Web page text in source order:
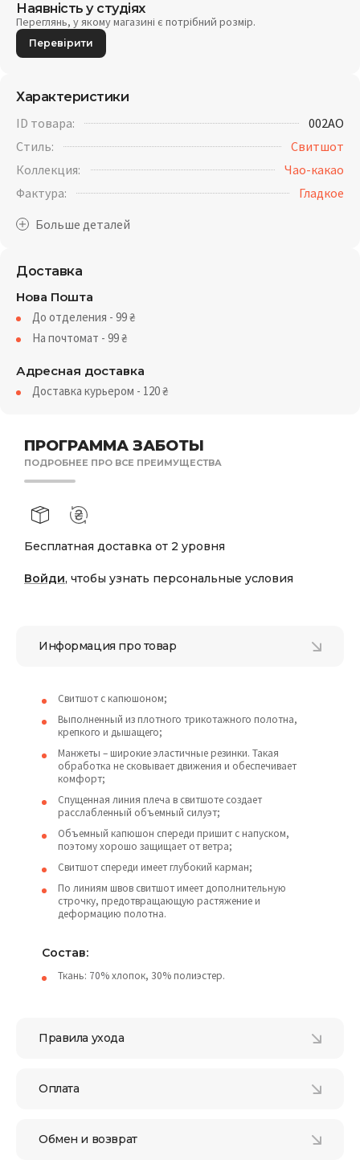
ПРОГРАММА ЗАБОТЫ
ПОДРОБНЕЕ ПРО ВСЕ ПРЕИМУЩЕСТВА
Бесплатная доставка от 2 уровня
Войди, чтобы узнать персональные условия
Наявність у студіях
Переглянь, у якому магазині є потрібний розмір.
Перевірити
Характеристики
ID товара:
002AO
Стиль:
Свитшот
Коллекция:
Чао-какао
Фактура:
Гладкое
Доставка
Нова Пошта
До отделения - 99₴
На почтомат - 99₴
Адресная доставка
Доставка курьером - 120₴
Информация про товар
Свитшот с капюшоном;
Выполненный из плотного трикотажного полотна,
крепкого и дышащего;
Манжеты – широкие эластичные резинки. Такая
обработка не сковывает движения и обеспечивает
комфорт;
Спущенная линия плеча в свитшоте создает
расслабленный объемный силуэт;
Объемный капюшон спереди пришит с напуском,
поэтому хорошо защищает от ветра;
Свитшот спереди имеет глубокий карман;
По линиям швов свитшот имеет дополнительную
строчку, предотвращающую растяжение и
деформацию полотна.
Состав:
Ткань: 70% хлопок, 30% полиэстер.
Правила ухода
Оплата
Обмен и возврат